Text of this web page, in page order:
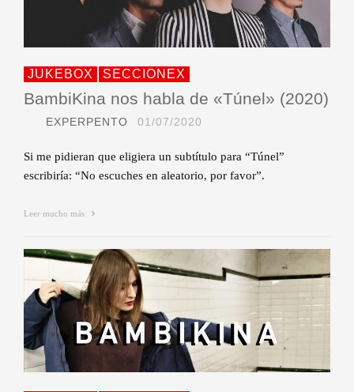
JUKEBOX SECCIONEX
BambiKina nos habla de «Túnel» (2020)
EXPERPENTO 01/07/2020
Si me pidieran que eligiera un subtítulo para “Túnel”
escribiría: “No escuches en aleatorio, por favor”.
Leer mucho más